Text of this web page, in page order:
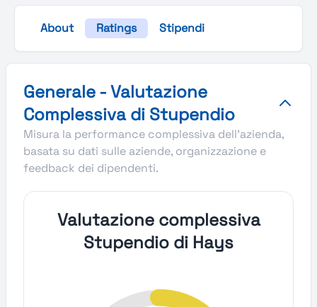
About Ratings Stipendi
Generale - Valutazione
Complessiva di Stupendio
Misura la performance complessiva dell'azienda,
basata su dati sulle aziende, organizzazione e
feedback dei dipendenti.
Valutazione complessiva
Stupendio di Hays